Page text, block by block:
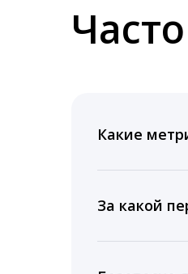
Какие
время для
За какой
подключении